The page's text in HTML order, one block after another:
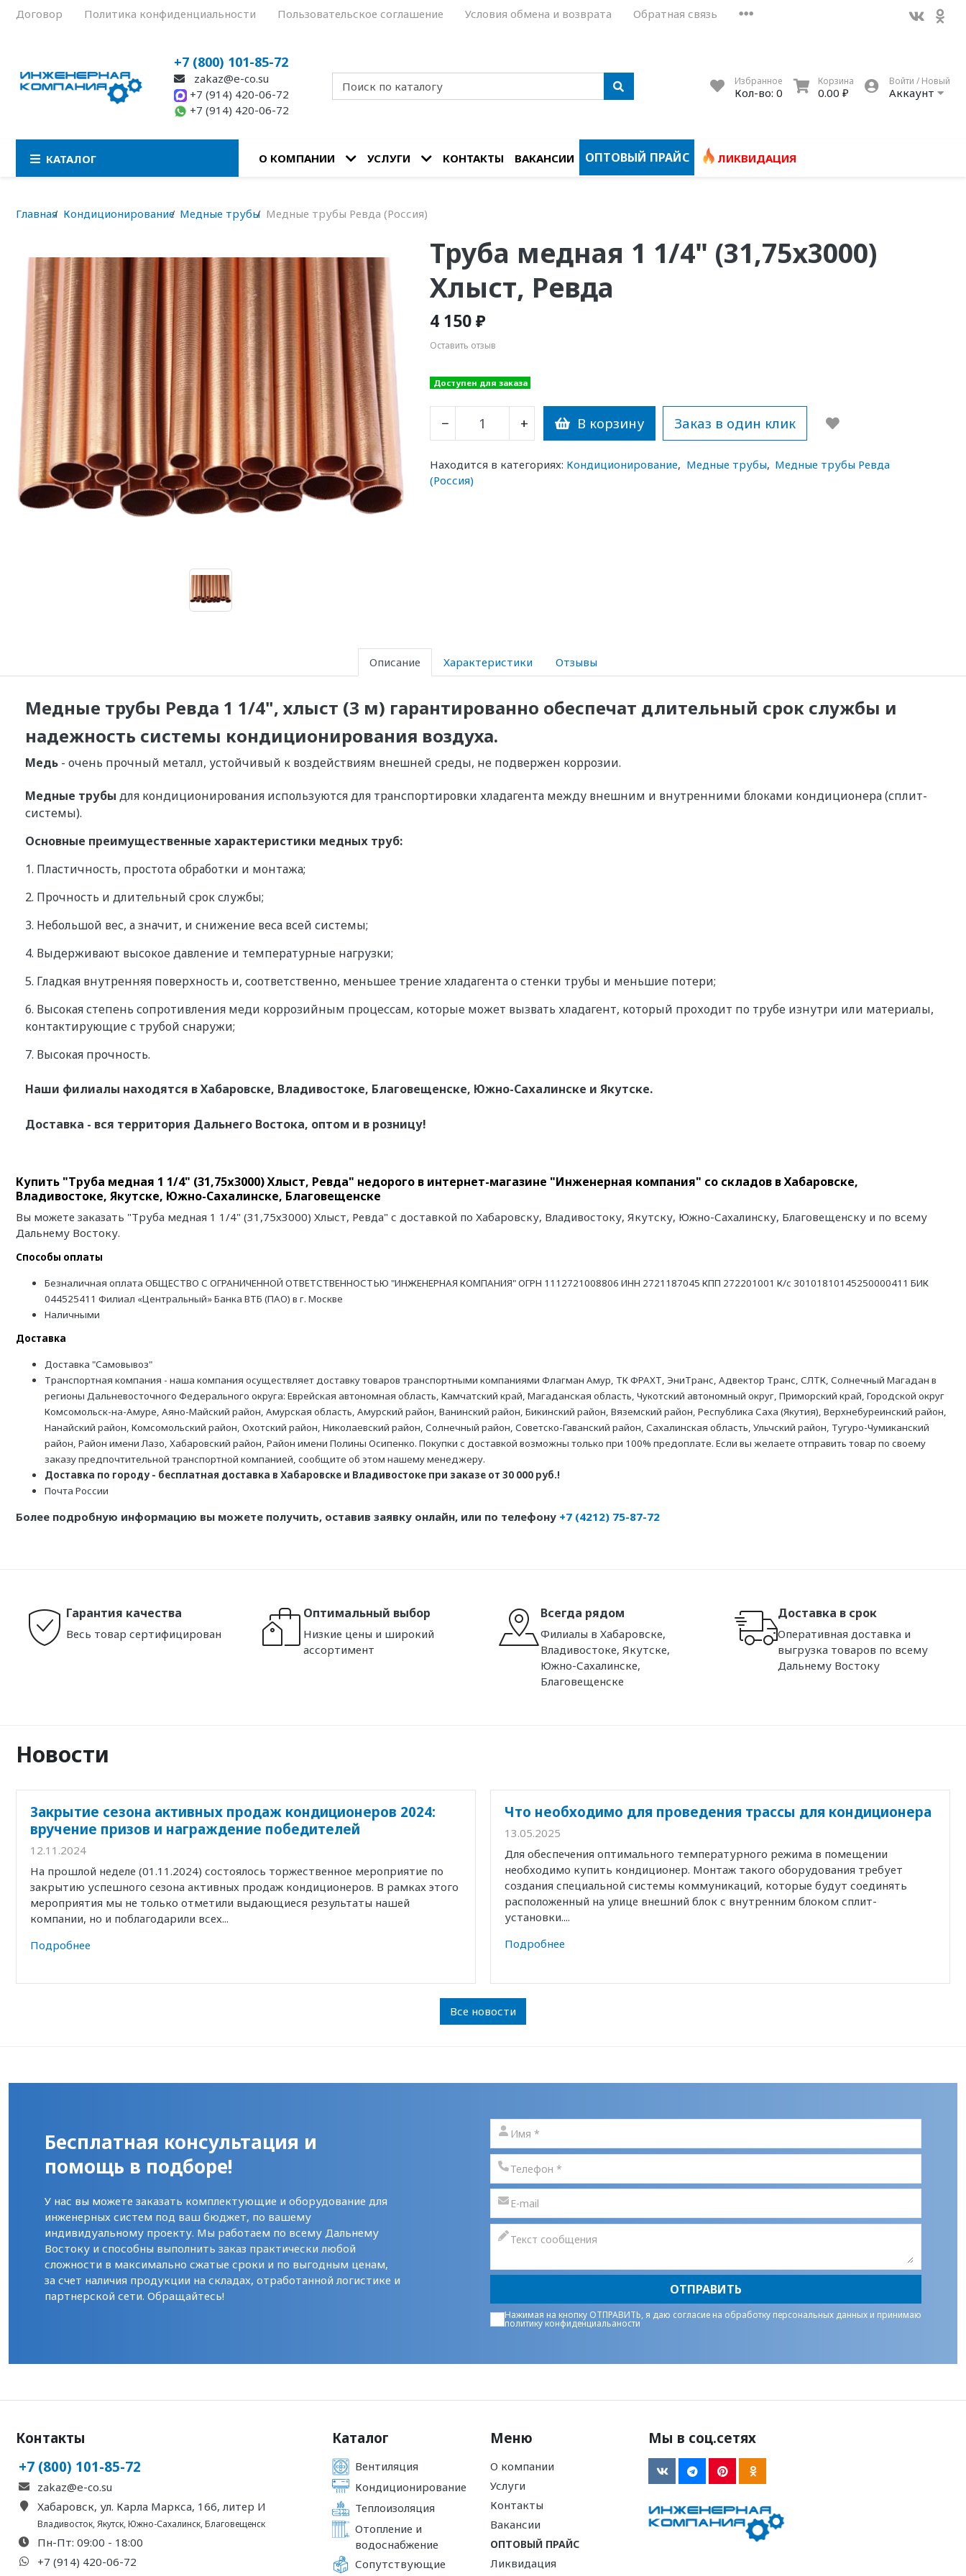
Договор Политика конфиденциальности Пользовательское соглашение Условия обмена и возврата Обратная связь
+7 (800) 101-85-72
zakaz@e-co.su
+7 (914) 420-06-72
+7 (914) 420-06-72
Избранное
Кол-во: 0
Корзина
0.00 ₽
Войти / Новый
Аккаунт
КАТАЛОГ О КОМПАНИИ УСЛУГИ КОНТАКТЫ ВАКАНСИИ ОПТОВЫЙ ПРАЙС ЛИКВИДАЦИЯ
Главная Кондиционирование Медные трубы Медные трубы Ревда (Россия)
Труба медная 1 1/4" (31,75х3000)
Хлыст, Ревда
4 150 ₽
Оставить отзыв
Доступен для заказа
− + В корзину Заказ в один клик
Находится в категориях: Кондиционирование, Медные трубы, Медные трубы Ревда
(Россия)
Описание Характеристики Отзывы
Медные трубы Ревда 1 1/4", хлыст (3 м) гарантированно обеспечат длительный срок службы и
надежность системы кондиционирования воздуха.
Медь- очень прочный металл, устойчивый к воздействиям внешней среды, не подвержен коррозии.
Медные трубы для кондиционирования используются для транспортировки хладагента между внешним и внутренними блоками кондиционера (сплит-
системы).
Основные преимущественные характеристики медных труб:
1. Пластичность, простота обработки и монтажа;
2. Прочность и длительный срок службы;
3. Небольшой вес, а значит, и снижение веса всей системы;
4. Выдерживают высокое давление и температурные нагрузки;
5. Гладкая внутренняя поверхность и, соответственно, меньшее трение хладагента о стенки трубы и меньшие потери;
6. Высокая степень сопротивления меди коррозийным процессам, которые может вызвать хладагент, который проходит по трубе изнутри или материалы,
контактирующие с трубой снаружи;
7. Высокая прочность.
Наши филиалы находятся в Хабаровске, Владивостоке, Благовещенске, Южно-Сахалинске и Якутске.
Доставка - вся территория Дальнего Востока, оптом и в розницу!
Купить "Труба медная 1 1/4" (31,75х3000) Хлыст, Ревда" недорого в интернет-магазине "Инженерная компания" со складов в Хабаровске,
Владивостоке, Якутске, Южно-Сахалинске, Благовещенске
Вы можете заказать "Труба медная 1 1/4" (31,75х3000) Хлыст, Ревда" с доставкой по Хабаровску, Владивостоку, Якутску, Южно-Сахалинску, Благовещенску и по всему
Дальнему Востоку.
Способы оплаты
Безналичная оплата ОБЩЕСТВО С ОГРАНИЧЕННОЙ ОТВЕТСТВЕННОСТЬЮ "ИНЖЕНЕРНАЯ КОМПАНИЯ" ОГРН 1112721008806 ИНН 2721187045 КПП 272201001 К/с 30101810145250000411 БИК
044525411 Филиал «Центральный» Банка ВТБ (ПАО) в г. Москве
Наличными
Доставка
Доставка "Самовывоз"
Транспортная компания - наша компания осуществляет доставку товаров транспортными компаниями Флагман Амур, ТК ФРАХТ, ЭниТранс, Адвектор Транс, СЛТК, Солнечный Магадан в
регионы Дальневосточного Федерального округа: Еврейская автономная область, Камчатский край, Магаданская область, Чукотский автономный округ, Приморский край, Городской округ
Комсомольск-на-Амуре, Аяно-Майский район, Амурская область, Амурский район, Ванинский район, Бикинский район, Вяземский район, Республика Саха (Якутия), Верхнебуреинский район,
Нанайский район, Комсомольский район, Охотский район, Николаевский район, Солнечный район, Советско-Гаванский район, Сахалинская область, Ульчский район, Тугуро-Чумиканский
район, Район имени Лазо, Хабаровский район, Район имени Полины Осипенко. Покупки с доставкой возможны только при 100% предоплате. Если вы желаете отправить товар по своему
заказу предпочтительной транспортной компанией, сообщите об этом нашему менеджеру.
Доставка по городу - бесплатная доставка в Хабаровске и Владивостоке при заказе от 30 000 руб.!
Почта России
Более подробную информацию вы можете получить, оставив заявку онлайн, или по телефону +7 (4212) 75-87-72
Гарантия качества
Весь товар сертифицирован
Оптимальный выбор
Низкие цены и широкий
ассортимент
Всегда рядом
Филиалы в Хабаровске,
Владивостоке, Якутске,
Южно-Сахалинске,
Благовещенске
Доставка в срок
Оперативная доставка и
выгрузка товаров по всему
Дальнему Востоку
Новости
Закрытие сезона активных продаж кондиционеров 2024:
вручение призов и награждение победителей
12.11.2024
На прошлой неделе (01.11.2024) состоялось торжественное мероприятие по
закрытию успешного сезона активных продаж кондиционеров. В рамках этого
мероприятия мы не только отметили выдающиеся результаты нашей
компании, но и поблагодарили всех...
Подробнее
Что необходимо для проведения трассы для кондиционера
13.05.2025
Для обеспечения оптимального температурного режима в помещении
необходимо купить кондиционер. Монтаж такого оборудования требует
создания специальной системы коммуникаций, которые будут соединять
расположенный на улице внешний блок с внутренним блоком сплит-
установки....
Подробнее
Все новости
Бесплатная консультация и
помощь в подборе!
У нас вы можете заказать комплектующие и оборудование для
инженерных систем под ваш бюджет, по вашему
индивидуальному проекту. Мы работаем по всему Дальнему
Востоку и способны выполнить заказ практически любой
сложности в максимально сжатые сроки и по выгодным ценам,
за счет наличия продукции на складах, отработанной логистике и
партнерской сети. Обращайтесь!
ОТПРАВИТЬ
Нажимая на кнопку ОТПРАВИТЬ, я даю согласие на обработку персональных данных и принимаю
политику конфиденциальаности
Контакты
+7 (800) 101-85-72
zakaz@e-co.su
Хабаровск, ул. Карла Маркса, 166, литер И
Владивосток,Якутск,Южно-Сахалинск,Благовещенск
Пн-Пт: 09:00 - 18:00
+7 (914) 420-06-72
Каталог
Вентиляция
Кондиционирование
Теплоизоляция
Отопление и
водоснабжение
Сопутствующие
Меню
О компании
Услуги
Контакты
Вакансии
ОПТОВЫЙ ПРАЙС
Ликвидация
Мы в соц.сетях